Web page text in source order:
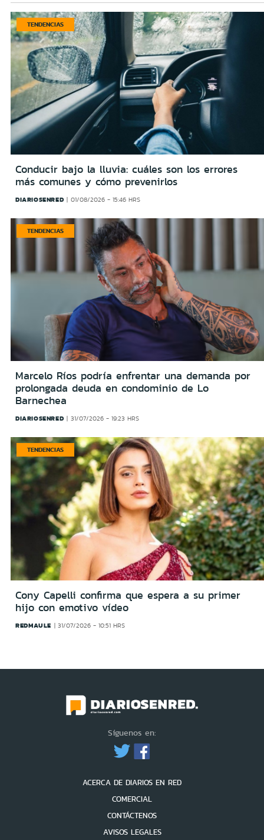
TENDENCIAS
Conducir bajo la lluvia: cuáles son los errores
más comunes y cómo prevenirlos
DIARIOSENRED 01/08/2026 - 15:46 HRS
TENDENCIAS
Marcelo Ríos podría enfrentar una demanda por
prolongada deuda en condominio de Lo
Barnechea
DIARIOSENRED 31/07/2026 - 19:23 HRS
TENDENCIAS
Cony Capelli confirma que espera a su primer
hijo con emotivo vídeo
REDMAULE 31/07/2026 - 10:51 HRS
Síguenos en:
ACERCA DE DIARIOS EN RED
COMERCIAL
CONTÁCTENOS
AVISOS LEGALES